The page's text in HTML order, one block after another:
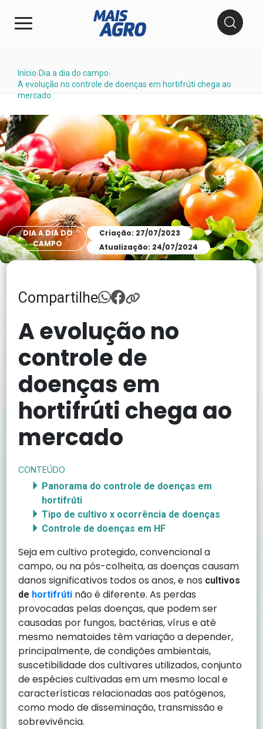
Início› Dia a dia do campo›
A evolução no controle de doenças em hortifrúti chega ao
mercado
DIA A DIA DO
CAMPO
Criação: 27/07/2023
Atualização: 24/07/2024
Compartilhe
A evolução no
controle de
doenças em
hortifrúti chega ao
mercado
CONTEÚDO
Panorama do controle de doenças em
hortifrúti
Tipo de cultivo x ocorrência de doenças
Controle de doenças em HF
Seja em cultivo protegido, convencional a
campo, ou na pós-colheita, as doenças causam
danos significativos todos os anos, e nos cultivos
de hortifrúti não é diferente. As perdas
provocadas pelas doenças, que podem ser
causadas por fungos, bactérias, vírus e até
mesmo nematoides têm variação a depender,
principalmente, de condições ambientais,
suscetibilidade dos cultivares utilizados, conjunto
de espécies cultivadas em um mesmo local e
características relacionadas aos patógenos,
como modo de disseminação, transmissão e
sobrevivência.